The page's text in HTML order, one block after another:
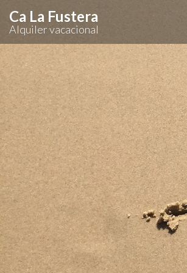
Ca La Fustera
Alquiler vacacional